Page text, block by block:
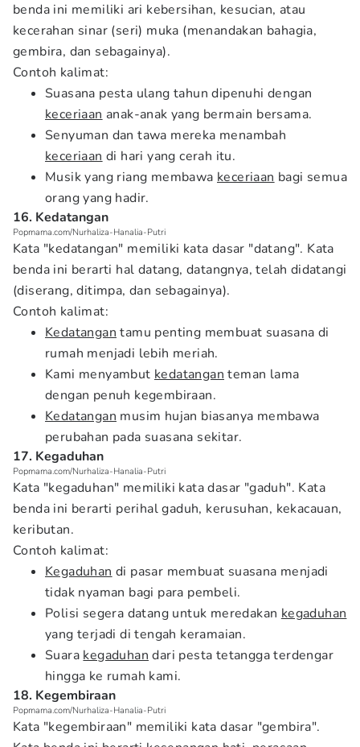
benda ini memiliki ari kebersihan, kesucian, atau
kecerahan sinar (seri) muka (menandakan bahagia,
gembira, dan sebagainya).
Contoh kalimat:
Suasana pesta ulang tahun dipenuhi dengan
keceriaan anak-anak yang bermain bersama.
Senyuman dan tawa mereka menambah
keceriaan di hari yang cerah itu.
Musik yang riang membawa keceriaan bagi semua
orang yang hadir.
16. Kedatangan
Popmama.com/Nurhaliza-Hanalia-Putri
Kata "kedatangan" memiliki kata dasar "datang". Kata
benda ini berarti hal datang, datangnya, telah didatangi
(diserang, ditimpa, dan sebagainya).
Contoh kalimat:
Kedatangan tamu penting membuat suasana di
rumah menjadi lebih meriah.
Kami menyambut kedatangan teman lama
dengan penuh kegembiraan.
Kedatangan musim hujan biasanya membawa
perubahan pada suasana sekitar.
17. Kegaduhan
Popmama.com/Nurhaliza-Hanalia-Putri
Kata "kegaduhan" memiliki kata dasar "gaduh". Kata
benda ini berarti perihal gaduh, kerusuhan, kekacauan,
keributan.
Contoh kalimat:
Kegaduhan di pasar membuat suasana menjadi
tidak nyaman bagi para pembeli.
Polisi segera datang untuk meredakan kegaduhan
yang terjadi di tengah keramaian.
Suara kegaduhan dari pesta tetangga terdengar
hingga ke rumah kami.
18. Kegembiraan
Popmama.com/Nurhaliza-Hanalia-Putri
Kata "kegembiraan" memiliki kata dasar "gembira".